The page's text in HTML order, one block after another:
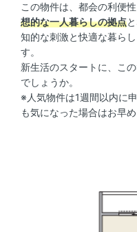
この物件は、都会の利便
想的な一人暮らしの拠点
知的な刺激と快適な暮ら
す。
新生活のスタートに、こ
でしょうか。
※人気物件は1週間以内に
も気になった場合はお早